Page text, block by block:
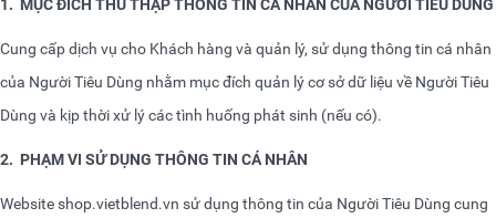
1. MỤC ĐÍCH THU THẬP THÔNG TIN CÁ NHÂN CỦA NGƯỜI TIÊU DÙNG
Cung cấp dịch vụ cho Khách hàng và quản lý, sử dụng thông tin cá nhân
của Người Tiêu Dùng nhằm mục đích quản lý cơ sở dữ liệu về Người Tiêu
Dùng và kịp thời xử lý các tình huống phát sinh (nếu có).
2. PHẠM VI SỬ DỤNG THÔNG TIN CÁ NHÂN
Websiteshop.vietblend.vn sử dụng thông tin của Người Tiêu Dùng cung